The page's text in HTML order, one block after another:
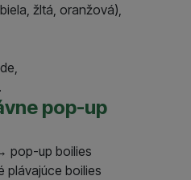
žltá, oranžová),
pop-up
pop-up boilies
plávajúce boilies